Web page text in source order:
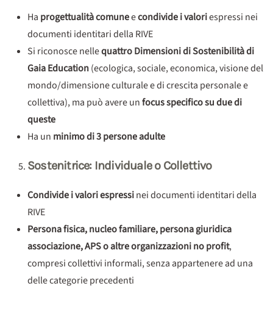
Ha progettualità comuneecondivide i valoriespressi nei
documenti identitari della RIVE
Si riconosce nellequattro Dimensioni di Sostenibilità di
Gaia Education(ecologica, sociale, economica, visione del
mondo/dimensione culturale e di crescita personale e
collettiva), ma può avere unfocus specifico su due di
queste
Ha un minimo di 3 persone adulte
Sostenitrice: Individuale o Collettivo
Condivide i valori espressinei documenti identitari della
RIVE
Persona fisica, nucleo familiare, persona giuridica
associazione, APS o altre organizzazioni no profit,
compresi collettivi informali, senza appartenere ad una
delle categorie precedenti